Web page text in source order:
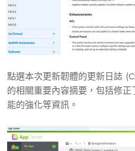
點選本次更新韌體的更新日誌
的相關重要內容摘要，包括修
能的強化等資訊。